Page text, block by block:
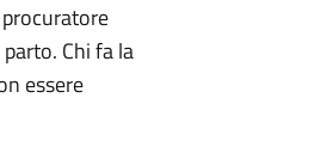
Chi fa la
essere